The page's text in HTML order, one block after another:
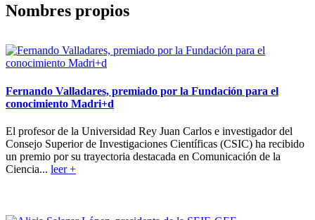
Nombres propios
Fernando Valladares, premiado por la Fundación para el
conocimiento Madri+d
El profesor de la Universidad Rey Juan Carlos e investigador del
Consejo Superior de Investigaciones Científicas (CSIC) ha recibido
un premio por su trayectoria destacada en Comunicación de la
Ciencia... leer +